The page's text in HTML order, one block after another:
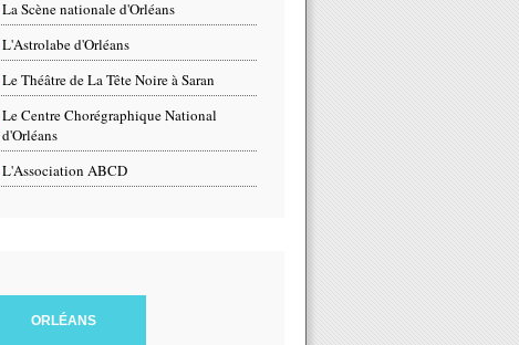
La Scène nationale d'Orléans
L'Astrolabe d'Orléans
Le Théâtre de La Tête Noire à Saran
Le Centre Chorégraphique National
d'Orléans
L'Association ABCD